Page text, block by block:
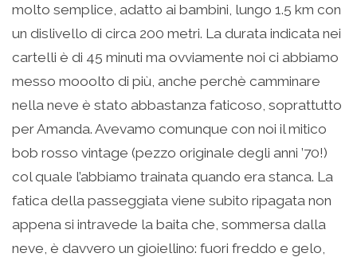
molto semplice, adatto ai bambini, lungo 1.5 km con
un dislivello di circa 200 metri. La durata indicata nei
cartelli è di 45 minuti ma ovviamente noi ci abbiamo
messo mooolto di più, anche perchè camminare
nella neve è stato abbastanza faticoso, soprattutto
per Amanda. Avevamo comunque con noi il mitico
bob rosso vintage (pezzo originale degli anni ’70!)
col quale l’abbiamo trainata quando era stanca. La
fatica della passeggiata viene subito ripagata non
appena si intravede la baita che, sommersa dalla
neve, è davvero un gioiellino: fuori freddo e gelo,